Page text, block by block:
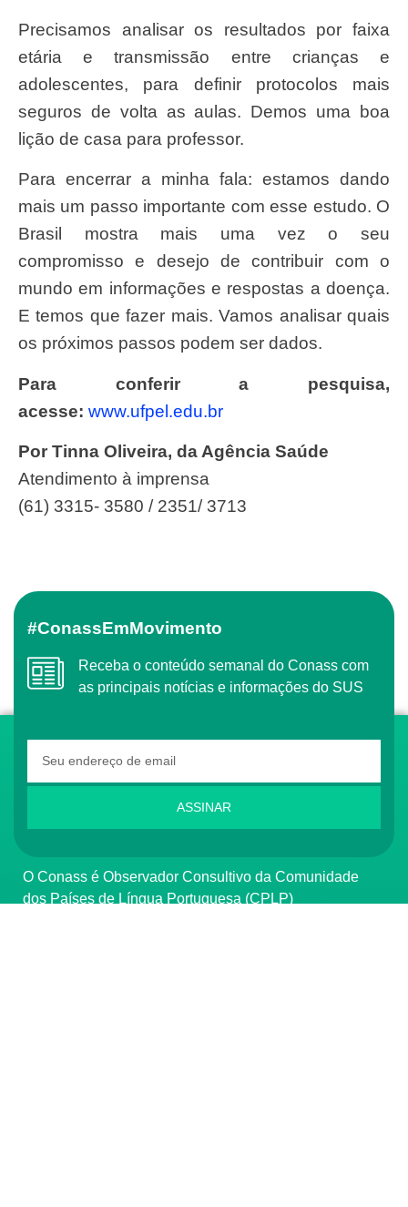
Precisamos analisar os resultados por faixa
etária e transmissão entre crianças e
adolescentes, para definir protocolos mais
seguros de volta as aulas. Demos uma boa
lição de casa para professor.
Para encerrar a minha fala: estamos dando
mais um passo importante com esse estudo. O
Brasil mostra mais uma vez o seu
compromisso e desejo de contribuir com o
mundo em informações e respostas a doença.
E temos que fazer mais. Vamos analisar quais
os próximos passos podem ser dados.
Para conferir a pesquisa,
acesse: www.ufpel.edu.br
Por Tinna Oliveira, da Agência Saúde
Atendimento à imprensa
(61) 3315- 3580 / 2351/ 3713
#ConassEmMovimento
Receba o conteúdo semanal do Conass com
as principais notícias e informações do SUS
ASSINAR
O Conass é Observador Consultivo da Comunidade
dos Países de Língua Portuguesa (CPLP)